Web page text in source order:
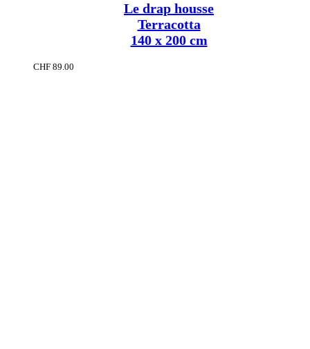
Le drap housse
Terracotta
140 x 200 cm
CHF 89.00